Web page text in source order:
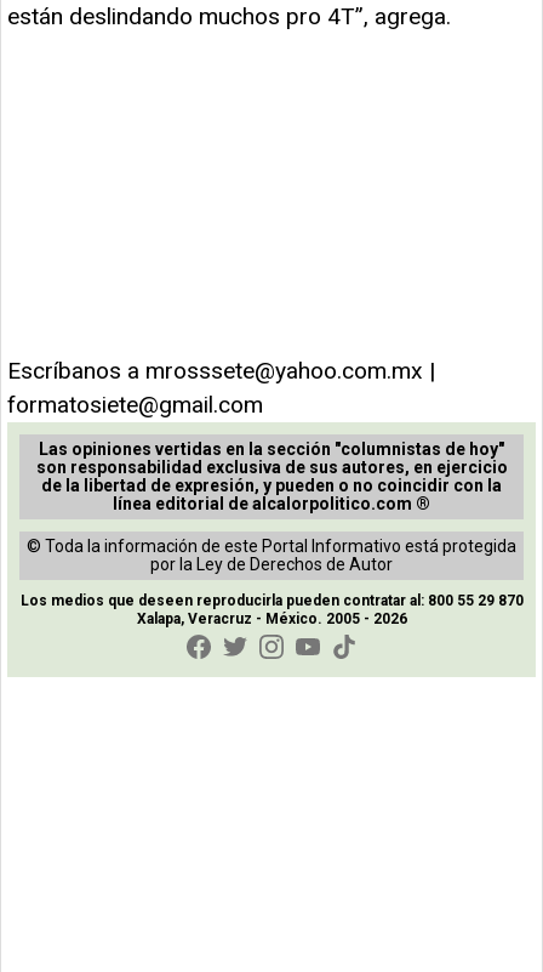
están deslindando muchos pro 4T”, agrega.
Escríbanos a mrosssete@yahoo.com.mx |
formatosiete@gmail.com
Las opiniones vertidas en la sección "columnistas de hoy"
son responsabilidad exclusiva de sus autores, en ejercicio
de la libertad de expresión, y pueden o no coincidir con la
línea editorial de alcalorpolitico.com ®
© Toda la información de este Portal Informativo está protegida
por la Ley de Derechos de Autor
Los medios que deseen reproducirla pueden contratar al: 800 55 29 870
Xalapa, Veracruz - México. 2005 - 2026